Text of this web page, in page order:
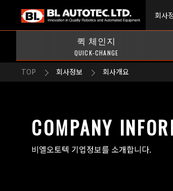
회사
퀵 체인지
QUICK-CHANGE
TOP 회사정보 회사개요
COMPANY
비엘오토텍 기업정보를 소개합니다.